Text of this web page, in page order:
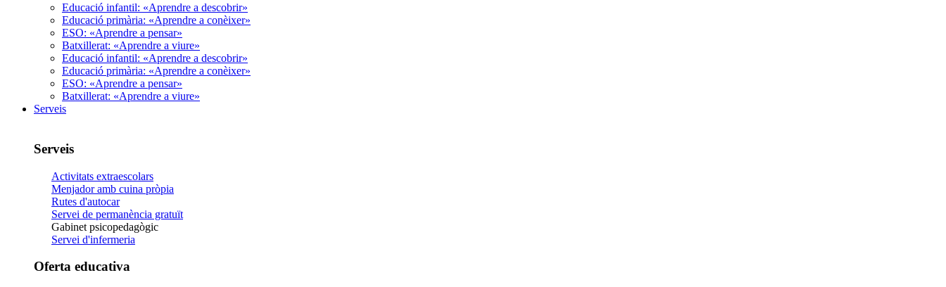
Educació infantil: «Aprendre a descobrir»
Educació primària: «Aprendre a conèixer»
ESO: «Aprendre a pensar»
Batxillerat: «Aprendre a viure»
Educació infantil: «Aprendre a descobrir»
Educació primària: «Aprendre a conèixer»
ESO: «Aprendre a pensar»
Batxillerat: «Aprendre a viure»
Serveis
Serveis
Activitats extraescolars
Menjador amb cuina pròpia
Rutes d'autocar
Servei de permanència gratuït
Gabinet psicopedagògic
Servei d'infermeria
Oferta educativa